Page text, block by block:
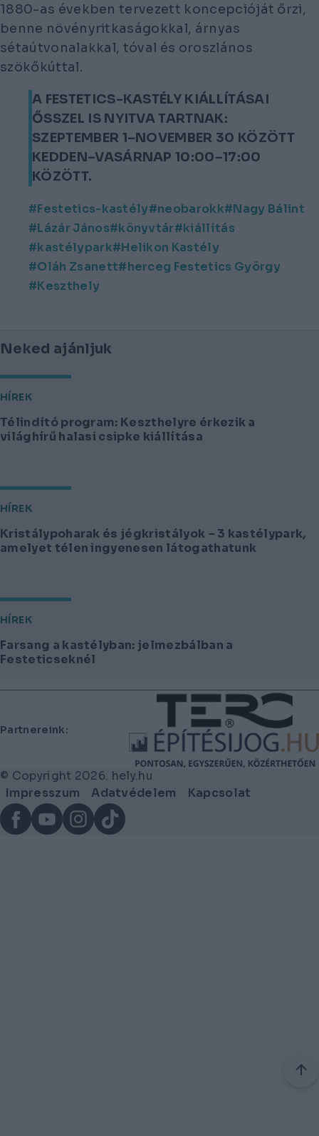
1880-as években tervezett koncepcióját őrzi,
benne növényritkaságokkal, árnyas
sétaútvonalakkal, tóval és oroszlános
szökőkúttal.
A FESTETICS-KASTÉLY KIÁLLÍTÁSAI
ŐSSZEL IS NYITVA TARTNAK:
SZEPTEMBER 1–NOVEMBER 30 KÖZÖTT
KEDDEN–VASÁRNAP 10:00–17:00
KÖZÖTT.
Festetics-kastély neobarokk
Nagy Bálint
Lázár János
könyvtár
kiállítás
kastélypark
Helikon Kastély
Oláh Zsanett
herceg Festetics György
Keszthely
Neked ajánljuk
HÍREK
Télindító program: Keszthelyre érkezik a
világhírű halasi csipke kiállítása
HÍREK
Kristálypoharak és jégkristályok – 3 kastélypark,
amelyet télen ingyenesen látogathatunk
HÍREK
Farsang a kastélyban: jelmezbálban a
Festeticseknél
Lábléc
Partnereink:
© Copyright 2026. hely.hu
Lábléc
menü
Impresszum Adatvédelem
Kapcsolat
FacebookYouTubeInstagram